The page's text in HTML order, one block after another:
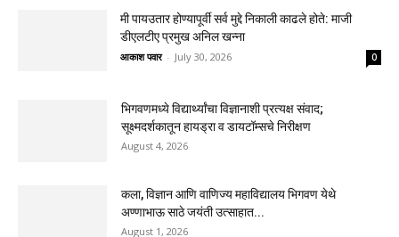
मी पायउतार होण्यापूर्वी सर्व मुद्दे निकाली काढले होते: माजी
डीएलटीए प्रमुख अनिल खन्ना
आकाश पवार - July 30, 2026 0
भिगवणमध्ये विद्यार्थ्यांचा विज्ञानाशी प्रत्यक्ष संवाद;
सूक्ष्मदर्शकातून हायड्रा व डायटॉम्सचे निरीक्षण
August 4, 2026
कला, विज्ञान आणि वाणिज्य महाविद्यालय भिगवण येथे
अण्णाभाऊ साठे जयंती उत्साहात...
August 1, 2026